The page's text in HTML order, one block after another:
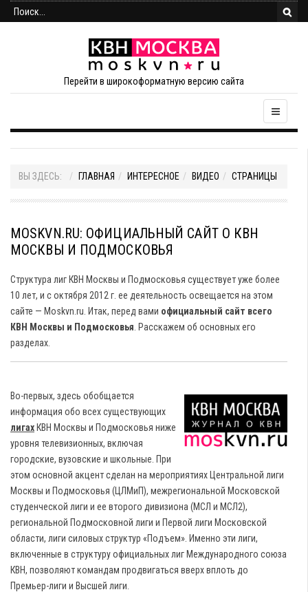
Перейти в широкоформатную версию сайта
ВЫ ЗДЕСЬ: ГЛАВНАЯ ИНТЕРЕСНОЕ ВИДЕО СТРАНИЦЫ
MOSKVN.RU: ОФИЦИАЛЬНЫЙ САЙТ О КВН
МОСКВЫ И ПОДМОСКОВЬЯ
Структура лиг КВН Москвы и Подмосковья существует уже более
10 лет, и с октября 2012 г. ее деятельность освещается на этом
сайте — Moskvn.ru. Итак, перед вами официальный сайт всего
КВН Москвы и Подмосковья Расскажем об основных его
разделах.
Во-первых, здесь обобщается
информация обо всех существующих
лигах КВН Москвы и Подмосковья ниже
уровня телевизионных, включая
городские, вузовские и школьные. При
этом основной акцент сделан на мероприятиях Центральной лиги
Москвы и Подмосковья (ЦЛМиП), межрегиональной Московской
студенческой лиги и ее второго дивизиона (МСЛ и МСЛ2),
региональной Подмосковной лиги и Первой лиги Московской
области, лиги силовых структур «Подъем». Именно эти лиги,
включенные в структуру официальных лиг Международного союза
КВН, позволяют командам продвигаться вверх вплоть до
Премьер-лиги и Высшей лиги.